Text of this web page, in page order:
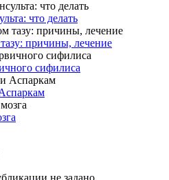
что делать
причины, лечение
сифилиса